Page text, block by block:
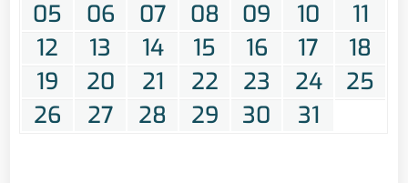
05 06 07 08 09 10
11
12
13 14 15 16 17
18
19
20 21 22 23 24
25
26
27 28 29 30 31